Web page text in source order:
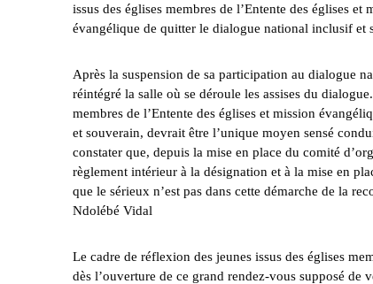
issus des églises membres de l’Entente des églises
évangélique de quitter le dialogue national inclusif et
Après la suspension de sa participation au dialogue
réintégré la salle où se déroule les assises du
membres de l’Entente des églises et mission
et souverain, devrait être l’unique moyen sensé
constater que, depuis la mise en place du comité
règlement intérieur à la désignation et à la mise en
que le sérieux n’est pas dans cette démarche de la
Ndolébé Vidal
Le cadre de réflexion des jeunes issus des églises
dès l’ouverture de ce grand rendez-vous supposé